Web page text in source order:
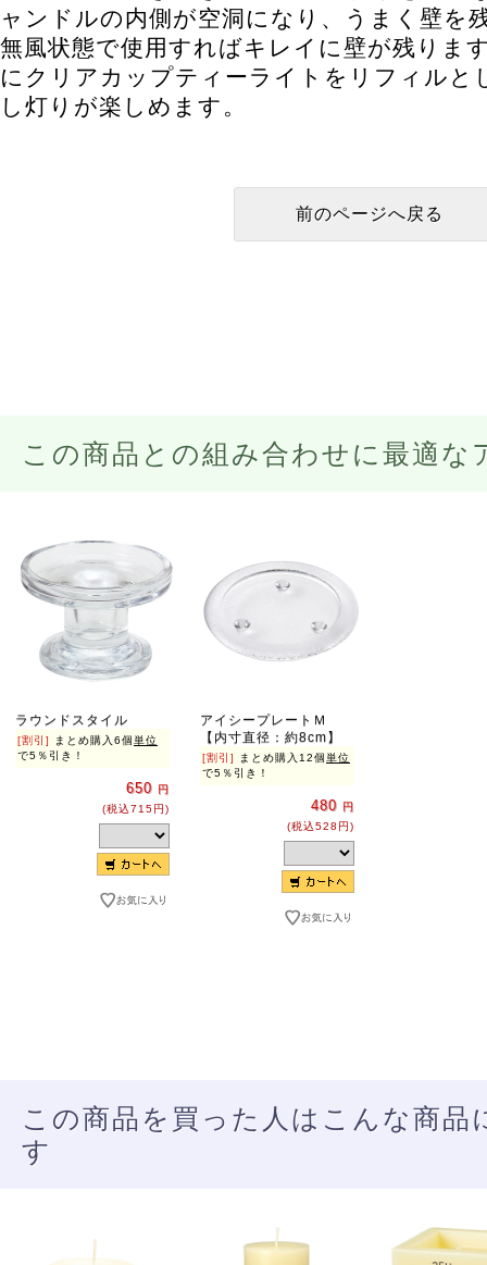
ャンドルの内側が空洞になり、うまく壁を
無風状態で使用すればキレイに壁が残りま
にクリアカップティーライトをリフィルと
し灯りが楽しめます。
この商品との組み合わせに最適な
ラウンドスタイル
[割引] まとめ購入6個 単位
で5％引き！
650 円
(税込715円)
アイシープレートＭ
【内寸直径：約8cm】
[割引] まとめ購入12個 単位
で5％引き！
480 円
(税込528円)
この商品を買った人はこんな商品
す